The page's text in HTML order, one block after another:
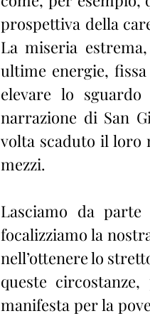
prospettiva della
La miseria
ultime energie,
elevare lo
narrazione di San
volta scaduto il loro
mezzi.
Lasciamo da
focalizziamo la
nell’ottenere lo
queste
manifesta per la